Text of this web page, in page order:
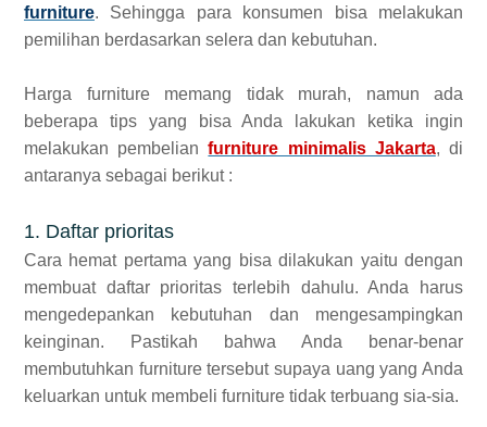
furniture. Sehingga para konsumen bisa melakukan
pemilihan berdasarkan selera dan kebutuhan.
Harga furniture memang tidak murah, namun ada
beberapa tips yang bisa Anda lakukan ketika ingin
melakukan pembelianfurniture minimalis Jakarta, di
antaranya sebagai berikut :
1. Daftar prioritas
Cara hemat pertama yang bisa dilakukan yaitu dengan
membuat daftar prioritas terlebih dahulu. Anda harus
mengedepankan kebutuhan dan mengesampingkan
keinginan. Pastikah bahwa Anda benar-benar
membutuhkan furniture tersebut supaya uang yang Anda
keluarkan untuk membeli furniture tidak terbuang sia-sia.